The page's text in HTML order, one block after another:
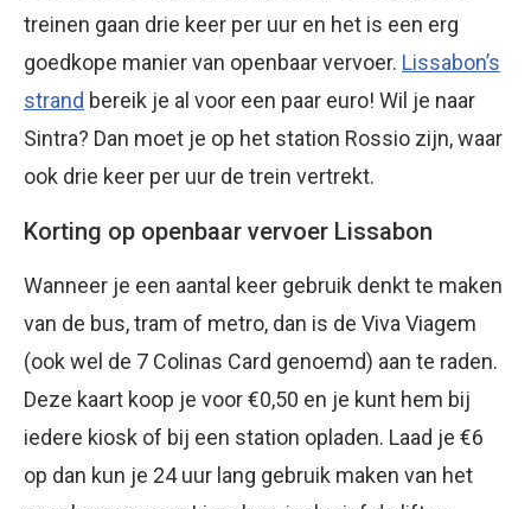
treinen gaan drie keer per uur en het is een erg
goedkope manier van openbaar vervoer. Lissabon’s
strand bereik je al voor een paar euro! Wil je naar
Sintra? Dan moet je op het station Rossio zijn, waar
ook drie keer per uur de trein vertrekt.
Korting op openbaar vervoer Lissabon
Wanneer je een aantal keer gebruik denkt te maken
van de bus, tram of metro, dan is de Viva Viagem
(ook wel de 7 Colinas Card genoemd) aan te raden.
Deze kaart koop je voor €0,50 en je kunt hem bij
iedere kiosk of bij een station opladen. Laad je €6
op dan kun je 24 uur lang gebruik maken van het